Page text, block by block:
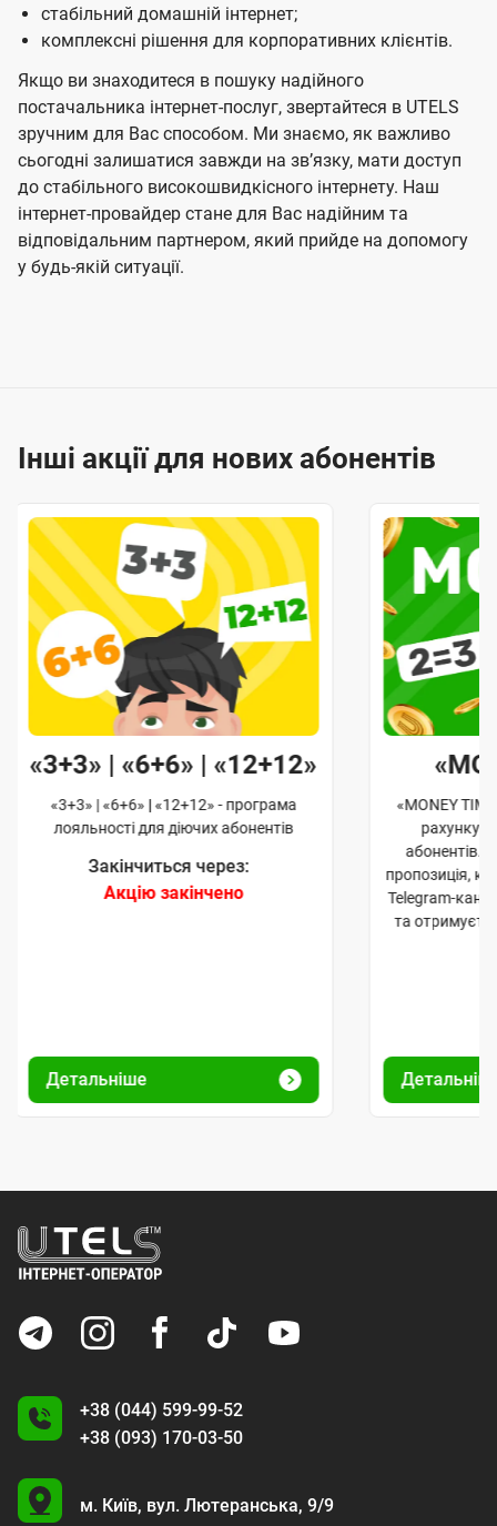
стабільний домашній інтернет;
комплексні рішення для корпоративних клієнтів.
Якщо ви знаходитеся в пошуку надійного
постачальника інтернет-послуг, звертайтеся в UTELS
зручним для Вас способом. Ми знаємо, як важливо
сьогодні залишатися завжди на звʼязку, мати доступ
до стабільного високошвидкісного інтернету. Наш
інтернет-провайдер стане для Вас надійним та
відповідальним партнером, який прийде на допомогу
у будь-якій ситуації.
Інші акції для нових абонентів
«3+3» | «6+6» | «12+12»
«3+3» | «6+6» | «12+12» - програма
лояльності для діючих абонентів
Закінчиться через:
Акцію закінчено
Детальніше
«MONEY
рахунку
абонентів.
пропозиція,
Telegram-
та
+38 (044) 599-99-52
+38 (093) 170-03-50
U
м. Київ, вул. Лютеранська, 9/9